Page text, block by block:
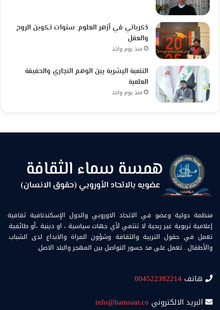
ذكرياتي في أزهر العلوم: سنوات تكوين الروح
والعقل
منذ يوم واحد
التنمية البشرية بين الوهم التجاري والحقيقة
العلمية
منذ يوم واحد
منظمة دولية وعضو في الاتحاد الاوروبي والدول الإسكندنافية ثقافية
إعلامية تربوية غير ربحية لا تنتمي لأي جهات سياسية ، او دينية ،أو طائفية.
تعمل في حقول التربية والثقافة وشؤون المراة والابداع لدى الشباب.
والأطفال . تعمل على مد جسور التواصل بين المهجر والبلد الاصل.
هاتف 004522382214
البريد الالكتروني info@hamsaat.co